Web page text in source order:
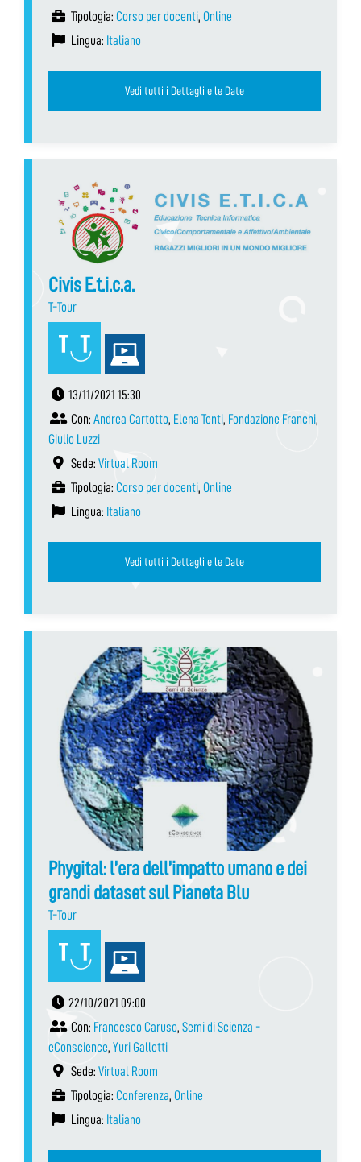
Tipologia: Corso per docenti, Online
Lingua: Italiano
Vedi tutti i Dettagli e le Date
Civis E.t.i.c.a.
T-Tour
13/11/2021 15:30
Con: Andrea Cartotto, Elena Tenti, Fondazione Franchi,
Giulio Luzzi
Sede: Virtual Room
Tipologia: Corso per docenti, Online
Lingua: Italiano
Vedi tutti i Dettagli e le Date
Phygital: l’era dell’impatto umano e dei
grandi dataset sul Pianeta Blu
T-Tour
22/10/2021 09:00
Con: Francesco Caruso, Semi di Scienza -
eConscience, Yuri Galletti
Sede: Virtual Room
Tipologia: Conferenza, Online
Lingua: Italiano